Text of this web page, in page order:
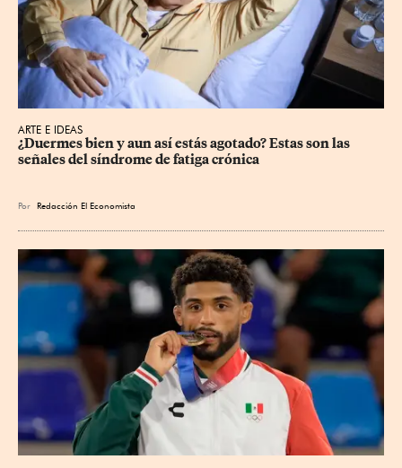
ARTE E IDEAS
¿Duermes bien y aun así estás agotado? Estas son las
señales del síndrome de fatiga crónica
Por Redacción El Economista